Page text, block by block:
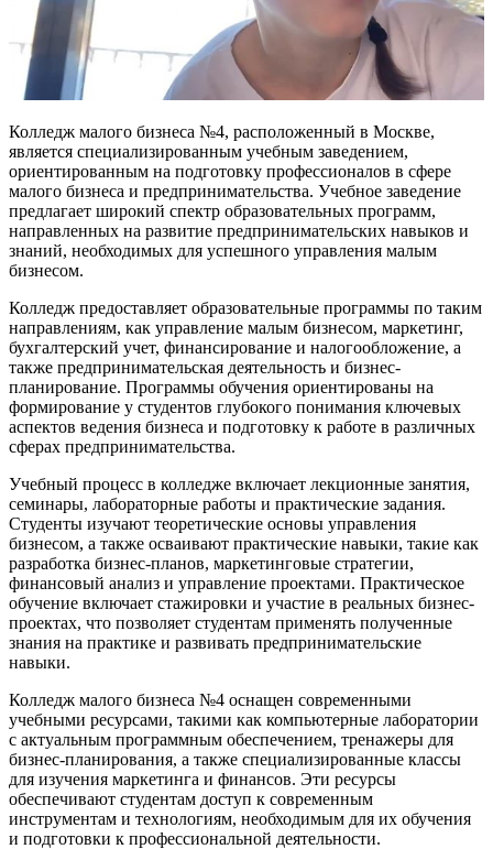
Колледж малого бизнеса №4, расположенный в Москве,
является специализированным учебным заведением,
ориентированным на подготовку профессионалов в сфере
малого бизнеса и предпринимательства. Учебное заведение
предлагает широкий спектр образовательных программ,
направленных на развитие предпринимательских навыков и
знаний, необходимых для успешного управления малым
бизнесом.
Колледж предоставляет образовательные программы по таким
направлениям, как управление малым бизнесом, маркетинг,
бухгалтерский учет, финансирование и налогообложение, а
также предпринимательская деятельность и бизнес-
планирование. Программы обучения ориентированы на
формирование у студентов глубокого понимания ключевых
аспектов ведения бизнеса и подготовку к работе в различных
сферах предпринимательства.
Учебный процесс в колледже включает лекционные занятия,
семинары, лабораторные работы и практические задания.
Студенты изучают теоретические основы управления
бизнесом, а также осваивают практические навыки, такие как
разработка бизнес-планов, маркетинговые стратегии,
финансовый анализ и управление проектами. Практическое
обучение включает стажировки и участие в реальных бизнес-
проектах, что позволяет студентам применять полученные
знания на практике и развивать предпринимательские
навыки.
Колледж малого бизнеса №4 оснащен современными
учебными ресурсами, такими как компьютерные лаборатории
с актуальным программным обеспечением, тренажеры для
бизнес-планирования, а также специализированные классы
для изучения маркетинга и финансов. Эти ресурсы
обеспечивают студентам доступ к современным
инструментам и технологиям, необходимым для их обучения
и подготовки к профессиональной деятельности.